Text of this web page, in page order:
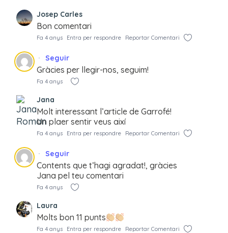
Josep Carles
Bon comentari
Fa 4 anys Entra per respondre Reportar Comentari
Seguir
Gràcies per llegir-nos, seguim!
Fa 4 anys
Jana
Molt interessant l’article de Garrofé!
Un plaer sentir veus així
Fa 4 anys Entra per respondre Reportar Comentari
Seguir
Contents que t’hagi agradat!, gràcies
Jana pel teu comentari
Fa 4 anys
Laura
Molts bon 11 punts
Fa 4 anys Entra per respondre Reportar Comentari